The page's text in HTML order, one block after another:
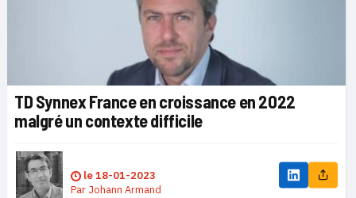
TD Synnex France en croissance en 2022
malgré un contexte difficile
le18-01-2023
Par Johann Armand